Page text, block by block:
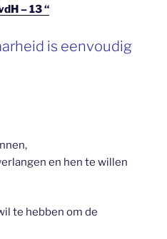
– 13 “
is eenvoudig
en hen te willen
te hebben om de